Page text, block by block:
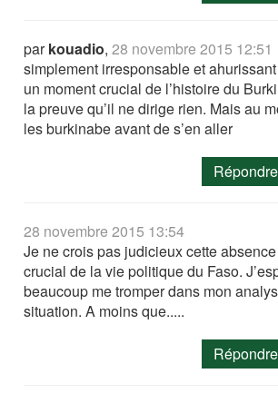
parkouadio,28 novembre 2015 12:51
simplement irresponsable et
un moment crucial de l’histoire du
la preuve qu’il ne dirige rien. Mais au
les burkinabe avant de s’en aller
28 novembre 2015 13:54
Je ne crois pas judicieux cette
crucial de la vie politique du Faso.
beaucoup me tromper dans mon
situation. A moins que.....